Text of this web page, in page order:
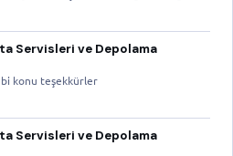
Servisleri ve Depolama
konu teşekkürler
Servisleri ve Depolama